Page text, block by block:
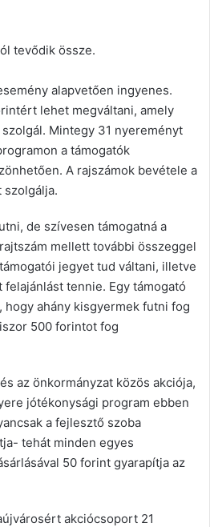
tevődik össze.
alapvetően ingyenes.
lehet megváltani, amely
Mintegy 31 nyereményt
a támogatók
A rajszámok bevétele a
szolgálja.
de szívesen támogatná a
mellett további összeggel
jegyet tud váltani, illetve
tennie. Egy támogató
hogy ahány kisgyermek futni fog
500 forintot fog
az önkormányzat közös akciója,
jótékonysági program ebben
a fejlesztő szoba
tehát minden egyes
50 forint gyarapítja az
akciócsoport 21